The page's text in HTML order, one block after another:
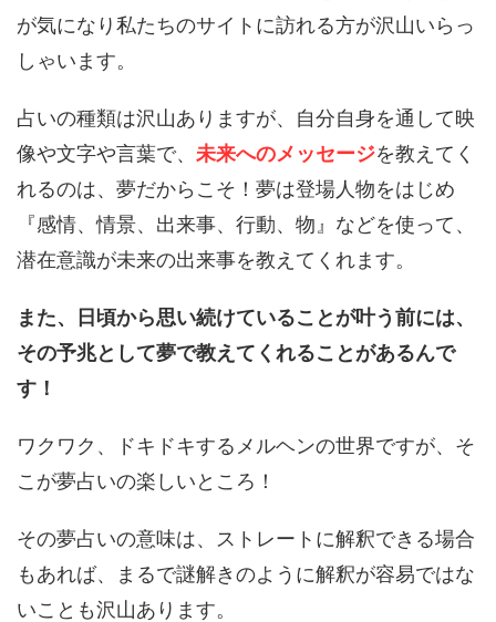
が気になり私たちのサイトに訪れる方が沢山いらっ
しゃいます。
占いの種類は沢山ありますが、自分自身を通して映
像や文字や言葉で、 未来へのメッセージを教えてく
れるのは、夢だからこそ！夢は登場人物をはじめ
『感情、情景、出来事、行動、物』などを使って、
潜在意識が未来の出来事を教えてくれます。
また、日頃から思い続けていることが叶う前には、
その予兆として夢で教えてくれることがあるんで
す！
ワクワク、ドキドキするメルヘンの世界ですが、そ
こが夢占いの楽しいところ！
その夢占いの意味は、ストレートに解釈できる場合
もあれば、まるで謎解きのように解釈が容易ではな
いことも沢山あります。